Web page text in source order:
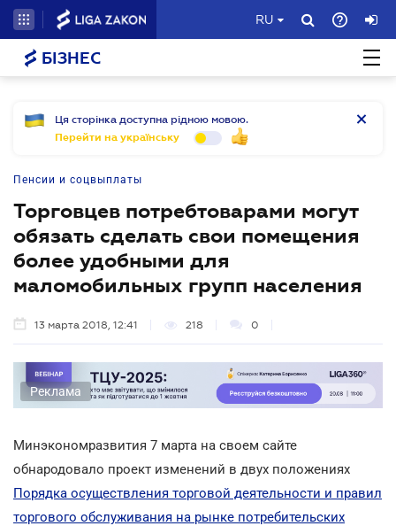
RU
БІЗНЕС
Ця сторінка доступна рідною мовою.
Перейти на українську
Пенсии и соцвыплаты
Торговцев потребтоварами могут
обязать сделать свои помещения
более удобными для
маломобильных групп населения
13 марта 2018, 12:41 218 0
Реклама
Минэкономразвития 7 марта на своем сайте
обнародовало проект изменений в двух положениях
Порядка осуществления торговой деятельности и правил
торгового обслуживания на рынке потребительских